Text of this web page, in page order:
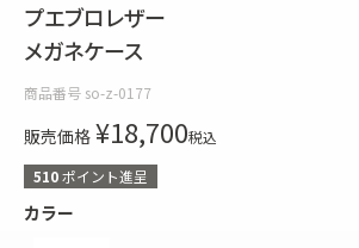
プエブロレザー
メガネケース
商品番号 so-z-0177
販売価格 ¥18,700税込
510ポイント進呈
カラー